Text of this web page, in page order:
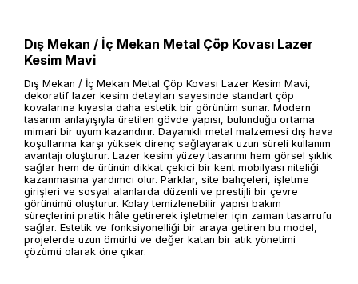
Dış Mekan / İç Mekan Metal Çöp Kovası Lazer
Kesim Mavi
Dış Mekan / İç Mekan Metal Çöp Kovası Lazer Kesim Mavi,
dekoratif lazer kesim detayları sayesinde standart çöp
kovalarına kıyasla daha estetik bir görünüm sunar. Modern
tasarım anlayışıyla üretilen gövde yapısı, bulunduğu ortama
mimari bir uyum kazandırır. Dayanıklı metal malzemesi dış hava
koşullarına karşı yüksek direnç sağlayarak uzun süreli kullanım
avantajı oluşturur. Lazer kesim yüzey tasarımı hem görsel şıklık
sağlar hem de ürünün dikkat çekici bir kent mobilyası niteliği
kazanmasına yardımcı olur. Parklar, site bahçeleri, işletme
girişleri ve sosyal alanlarda düzenli ve prestijli bir çevre
görünümü oluşturur. Kolay temizlenebilir yapısı bakım
süreçlerini pratik hâle getirerek işletmeler için zaman tasarrufu
sağlar. Estetik ve fonksiyonelliği bir araya getiren bu model,
projelerde uzun ömürlü ve değer katan bir atık yönetimi
çözümü olarak öne çıkar.